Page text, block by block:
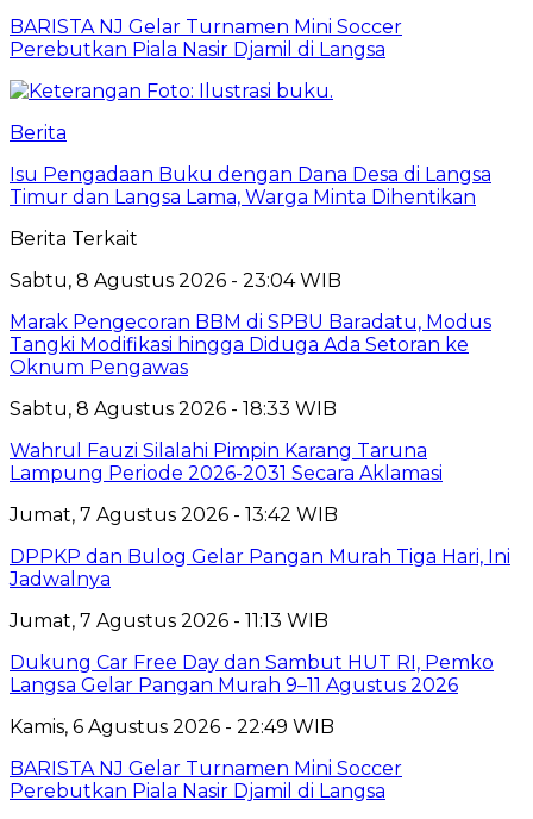
BARISTA NJ Gelar Turnamen Mini Soccer
Perebutkan Piala Nasir Djamil di Langsa
Berita
Isu Pengadaan Buku dengan Dana Desa di Langsa
Timur dan Langsa Lama, Warga Minta Dihentikan
Berita Terkait
Sabtu, 8 Agustus 2026 - 23:04 WIB
Marak Pengecoran BBM di SPBU Baradatu, Modus
Tangki Modifikasi hingga Diduga Ada Setoran ke
Oknum Pengawas
Sabtu, 8 Agustus 2026 - 18:33 WIB
Wahrul Fauzi Silalahi Pimpin Karang Taruna
Lampung Periode 2026-2031 Secara Aklamasi
Jumat, 7 Agustus 2026 - 13:42 WIB
DPPKP dan Bulog Gelar Pangan Murah Tiga Hari, Ini
Jadwalnya
Jumat, 7 Agustus 2026 - 11:13 WIB
Dukung Car Free Day dan Sambut HUT RI, Pemko
Langsa Gelar Pangan Murah 9–11 Agustus 2026
Kamis, 6 Agustus 2026 - 22:49 WIB
BARISTA NJ Gelar Turnamen Mini Soccer
Perebutkan Piala Nasir Djamil di Langsa